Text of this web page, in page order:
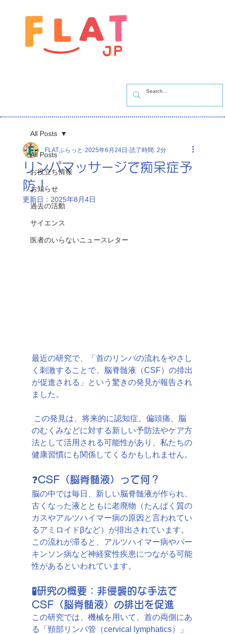
All Posts
お役立ち情報
お知らせ
過去の活動
サイエンス
医者のいらないニュースレター
All Posts
リンパマッサージで痴呆症予
防！
FLATふらっと 2025年6月24日 読了時間: 2分
更新日： 2025年8月4日
最近の研究で、「首のリンパの流れをやさし
く刺激することで、脳脊髄液（CSF）の排出
が促進される」という驚きの発見が報告され
ました。
のむくみなどに対する新しい予防法やケア方
法として活用される可能性があり、私たちの
健康習慣にも関係してくるかもしれません。
❓CSF（脳脊髄液）って何？
脳の中では毎日、新しい脳脊髄液が作られ、
古くなった液とともに老廃物（たんぱく質の
カスやアルツハイマー病の原因と言われてい
るアミロイドβなど）が排出されています。
この流れが滞ると、アルツハイマー病やパー
キンソン病など神経変性疾患につながる可能
性があるといわれています。
🧪研究の概要：非侵襲的な手法で
CSF（脳脊髄液）の排出を促進
この研究では、機械を用いて、首の両側にあ
る「頸部リンパ管（cervical lymphatics）」